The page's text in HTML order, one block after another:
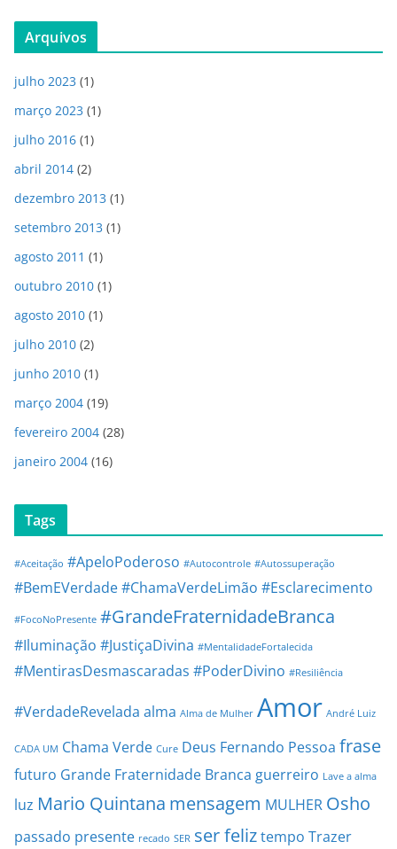
Arquivos
julho 2023 (1)
março 2023 (1)
julho 2016 (1)
abril 2014 (2)
dezembro 2013 (1)
setembro 2013 (1)
agosto 2011 (1)
outubro 2010 (1)
agosto 2010 (1)
julho 2010 (2)
junho 2010 (1)
março 2004 (19)
fevereiro 2004 (28)
janeiro 2004 (16)
Tags
#Aceitação #ApeloPoderoso #Autocontrole #Autossuperação
#BemEVerdade#ChamaVerdeLimão #Esclarecimento
#FocoNoPresente #GrandeFraternidadeBranca
#Iluminação #JustiçaDivina #MentalidadeFortalecida
#MentirasDesmascaradas #PoderDivino #Resiliência
#VerdadeRevelada alma Alma de Mulher Amor André Luiz
CADA UM Chama Verde Cure Deus Fernando Pessoa frase
futuro Grande Fraternidade Branca guerreiro Lave a alma
luz Mario Quintana mensagem MULHER Osho
passado presente recado SER ser feliztempo Trazer